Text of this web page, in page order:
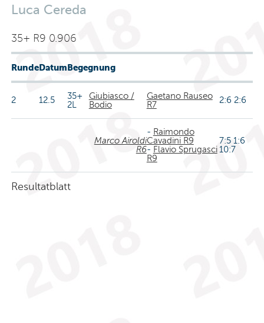
Luca Cereda
35+ R9 0.906
RundeDatumBegegnung
2 12.5
35+
2L
Giubiasco /
Bodio
Gaetano Rauseo
R7
2:6 2:6
Marco Airoldi
R6
- Raimondo
Cavadini R9
- Flavio Sprugasci
R9
7:5 1:6
10:7
Resultatblatt